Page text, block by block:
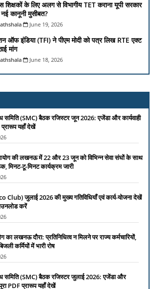
शिक्षकों के लिए अलग से विभागीय TET कराना यूपी सरकार
कानूनी मुसीबत?
June 19, 2026
ऑफ इंडिया (TFI) ने पीएम मोदी को पत्र लिख RTE एक्ट
मांग
June 18, 2026
समिति (SMC) बैठक रजिस्टर जून 2026: एजेंडा और कार्यवाही
यहाँ देखें
की लखनऊ में 22 और 23 जून को विभिन्न सेवा संघों के साथ
मिनट-टू-मिनट कार्यक्रम जारी
Club) जुलाई 2026 की मुख्य गतिविधियाँ एवं कार्य-योजना देखें
करें
का लखनऊ दौरा: प्रतिनिधित्व न मिलने पर राज्य कर्मचारियों,
कर्मियों में भारी रोष
समिति (SMC) बैठक रजिस्टर जुलाई 2026: एजेंडा और
पूरा PDF प्रारूप यहाँ देखें